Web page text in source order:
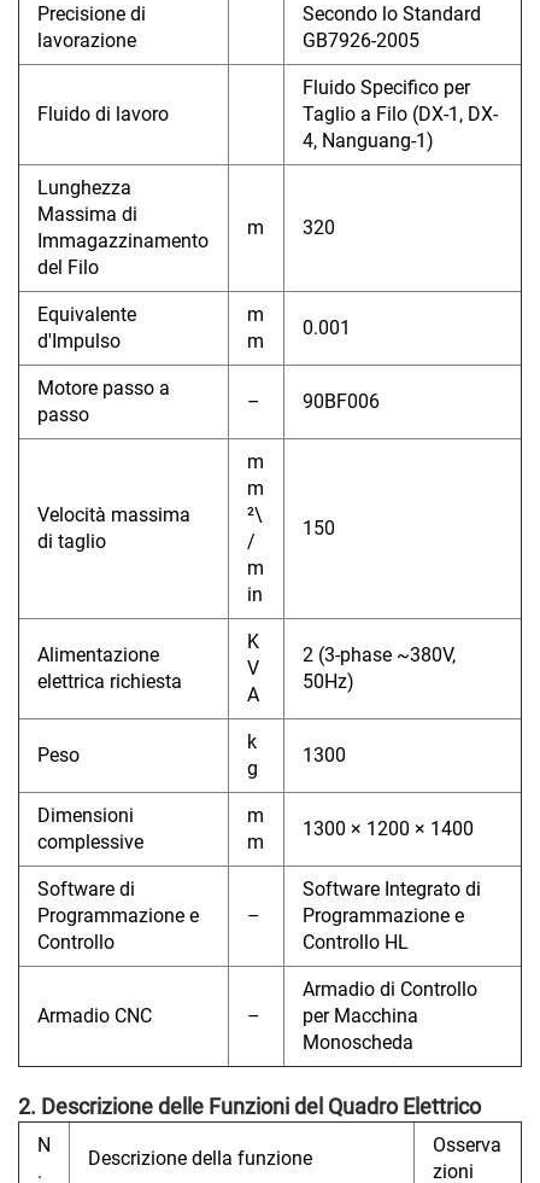
Precisione di
lavorazione
Secondo lo Standard
GB7926-2005
Fluido di lavoro
Fluido Specifico per
Taglio a Filo (DX-1, DX-
4, Nanguang-1)
Lunghezza
Massima di
Immagazzinamento
del Filo
m 320
Equivalente
d'Impulso
m
m
0.001
Motore passo a
passo
– 90BF006
Velocità massima
di taglio
m
m
²\
/
m
in
150
Alimentazione
elettrica richiesta
K
V
A
2 (3-phase ~380V,
50Hz)
Peso
k
g
1300
Dimensioni
complessive
m
m
1300 × 1200 × 1400
Software di
Programmazione e
Controllo
–
Software Integrato di
Programmazione e
Controllo HL
Armadio CNC –
Armadio di Controllo
per Macchina
Monoscheda
2. Descrizione delle Funzioni del Quadro Elettrico
N
.
Descrizione della funzione
Osserva
zioni